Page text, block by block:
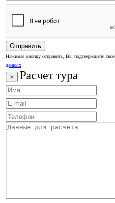
Нажимая кнопку отправить, Вы подтверждаете свое
данных
× Расчет тура